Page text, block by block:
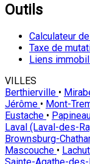
Outils
Calculateur
Taxe de
Liens
VILLES
Berthierville •
Jérôme • Mont-
Eustache •
Laval (Laval-des-
Brownsburg-
Mascouche •